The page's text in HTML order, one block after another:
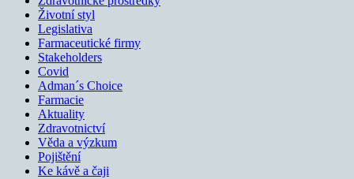
Životní styl
Legislativa
Farmaceutické firmy
Stakeholders
Covid
Adman´s Choice
Farmacie
Aktuality
Zdravotnictví
Věda a výzkum
Pojištění
Ke kávě a čaji